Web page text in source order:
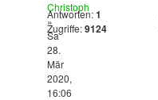
Christoph
»
Sa
28.
Mär
2020,
16:06
Antworten:1
Zugriffe:9124